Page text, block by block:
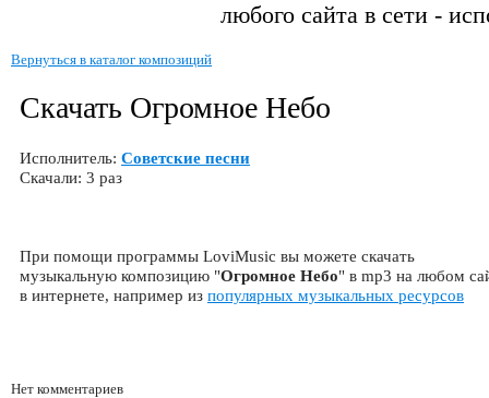
любого сайта в сети -
Вернуться в каталог композиций
Скачать Огромное Небо
Исполнитель: Советские песни
Скачали: 3 раз
При помощи программы LoviMusic вы можете скачать
музыкальную композицию "Огромное Небо" в mp3 на любом
в интернете, например из популярных музыкальных ресурсов
Нет комментариев